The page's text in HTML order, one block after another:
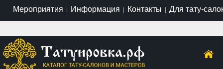
Мероприятия | Информация | Контакты | Для тату-